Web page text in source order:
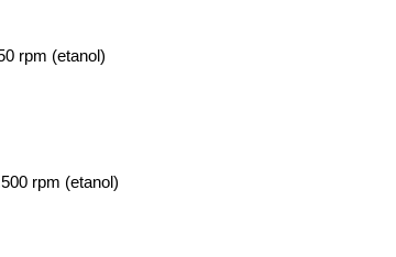
rpm (etanol)
rpm (etanol)